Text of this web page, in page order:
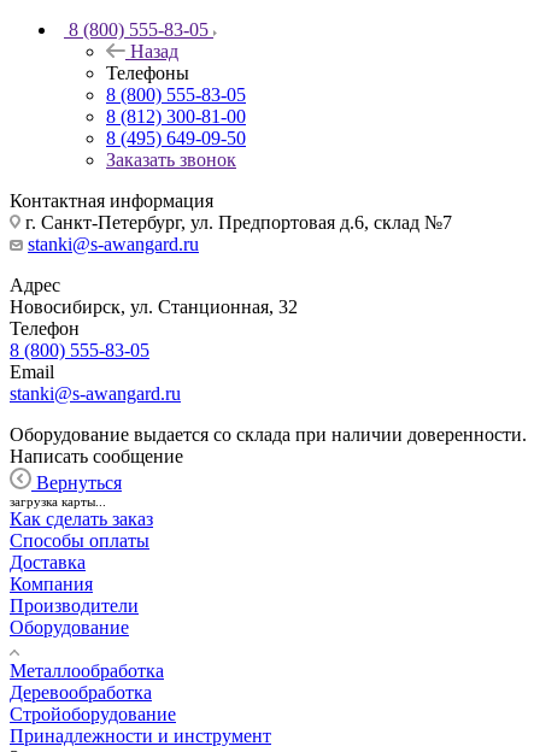
8 (800) 555-83-05
Назад
Телефоны
8 (800) 555-83-05
8 (812) 300-81-00
8 (495) 649-09-50
Заказать звонок
Контактная информация
г. Санкт-Петербург, ул. Предпортовая д.6, склад №7
stanki@s-awangard.ru
Адрес
Новосибирск, ул. Станционная, 32
Телефон
8 (800) 555-83-05
Email
stanki@s-awangard.ru
Оборудование выдается со склада при наличии доверенности.
Написать сообщение
Вернуться
загрузка карты...
Как сделать заказ
Способы оплаты
Доставка
Компания
Производители
Оборудование
Металлообработка
Деревообработка
Стройоборудование
Принадлежности и инструмент